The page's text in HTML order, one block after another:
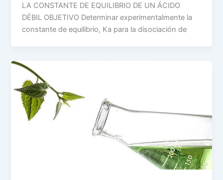
LA CONSTANTE DE EQUILIBRIO DE UN ÁCIDO
DÉBIL OBJETIVO Determinar experimentalmente la
constante de equilibrio, Ka para la disociación de